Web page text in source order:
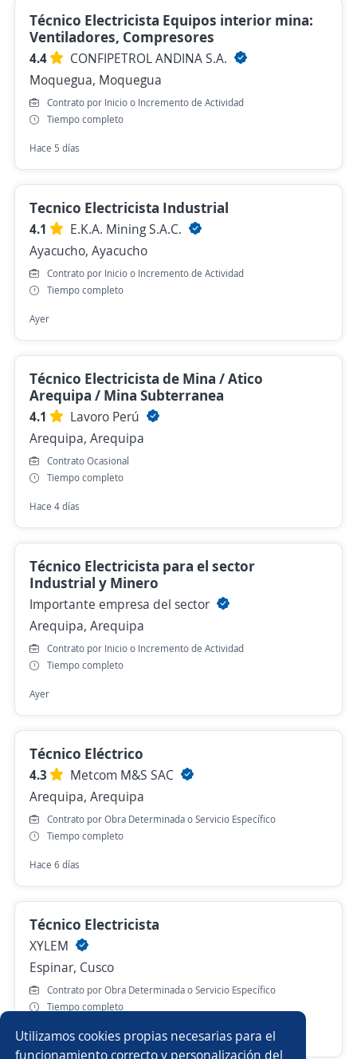
Técnico Electricista Equipos interior mina:
Ventiladores, Compresores
4.4
CONFIPETROL ANDINA S.A.
Moquegua, Moquegua
Contrato por Inicio o Incremento de Actividad
Tiempo completo
Hace 5 días
Tecnico Electricista Industrial
4.1
E.K.A. Mining S.A.C.
Ayacucho, Ayacucho
Contrato por Inicio o Incremento de Actividad
Tiempo completo
Ayer
Técnico Electricista de Mina / Atico
Arequipa / Mina Subterranea
4.1
Lavoro Perú
Arequipa, Arequipa
Contrato Ocasional
Tiempo completo
Hace 4 días
Técnico Electricista para el sector
Industrial y Minero
Importante empresa del sector
Arequipa, Arequipa
Contrato por Inicio o Incremento de Actividad
Tiempo completo
Ayer
Técnico Eléctrico
4.3
Metcom M&S SAC
Arequipa, Arequipa
Contrato por Obra Determinada o Servicio Específico
Tiempo completo
Hace 6 días
Técnico Electricista
XYLEM
Espinar, Cusco
Contrato por Obra Determinada o Servicio Específico
Tiempo completo
Ayer
Utilizamos cookies propias necesarias para el
funcionamiento correcto y personalización del